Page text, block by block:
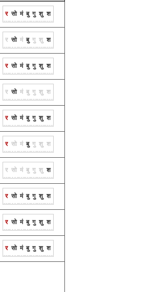
र सो मं बु गु शु श
र सो मं बु गु शु श
र सो मं बु गु शु श
र सो मं बु गु शु श
र सो मं बु गु शु श
र सो मं बु गु शु श
र सो मं बु गु शु श
र सो मं बु गु शु श
र सो मं बु गु शु श
र सो मं बु गु शु श